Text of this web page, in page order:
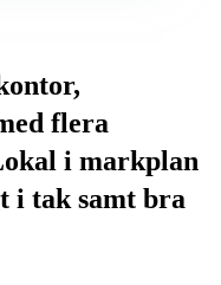
flera
i markplan
i tak samt bra